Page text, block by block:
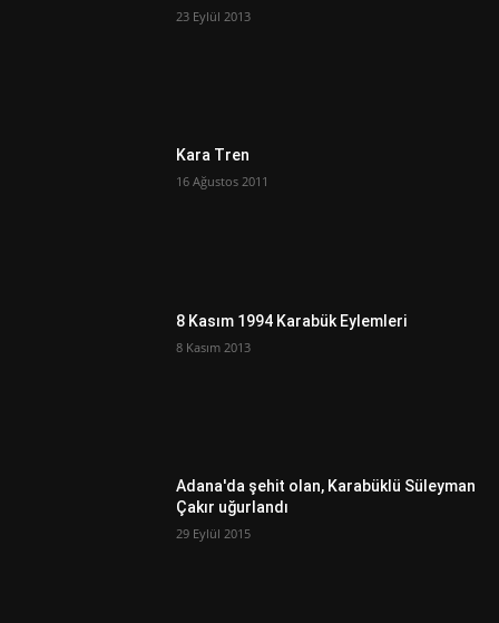
23 Eylül 2013
Kara Tren
16 Ağustos 2011
8 Kasım 1994 Karabük Eylemleri
8 Kasım 2013
Adana'da şehit olan, Karabüklü Süleyman
Çakır uğurlandı
29 Eylül 2015